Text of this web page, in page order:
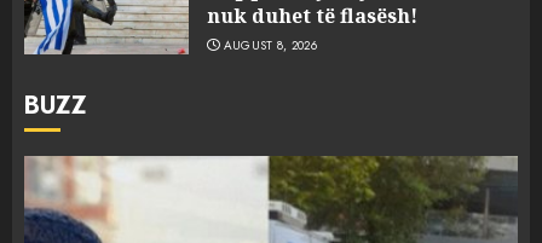
nuk duhet të flasësh!
AUGUST 8, 2026
BUZZ